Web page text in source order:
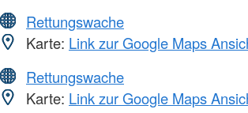
Rettungswache
Karte: Link zur Google Maps
Rettungswache
Karte: Link zur Google Maps